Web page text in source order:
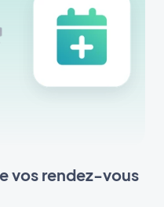
vos rendez-vous